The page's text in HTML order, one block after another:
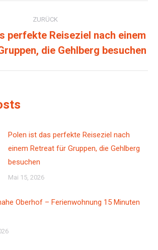
ZURÜCK
Vorheriger
Beitrag:
perfekte Reiseziel nach einem
die Gehlberg besuchen
Polen ist das perfekte Reiseziel nach
einem Retreat für Gruppen, die Gehlberg
besuchen
Mai 15, 2026
Oberhof – Ferienwohnung 15 Minuten